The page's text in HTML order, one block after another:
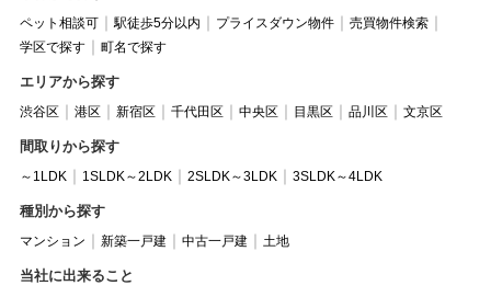
ペット相談可 駅徒歩5分以内 プライスダウン物件
売買物件検索
学区で探す
町名で探す
エリアから探す
渋谷区 港区 新宿区 千代田区 中央区 目黒区 品川区 文京区
間取りから探す
～1LDK 1SLDK～2LDK 2SLDK～3LDK 3SLDK～4LDK
種別から探す
マンション 新築一戸建 中古一戸建 土地
当社に出来ること